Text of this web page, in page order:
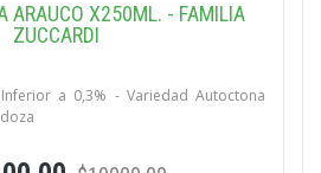
ARAUCO X250ML. - FAMILIA
ZUCCARDI
a 0,3% - Variedad Autoctona